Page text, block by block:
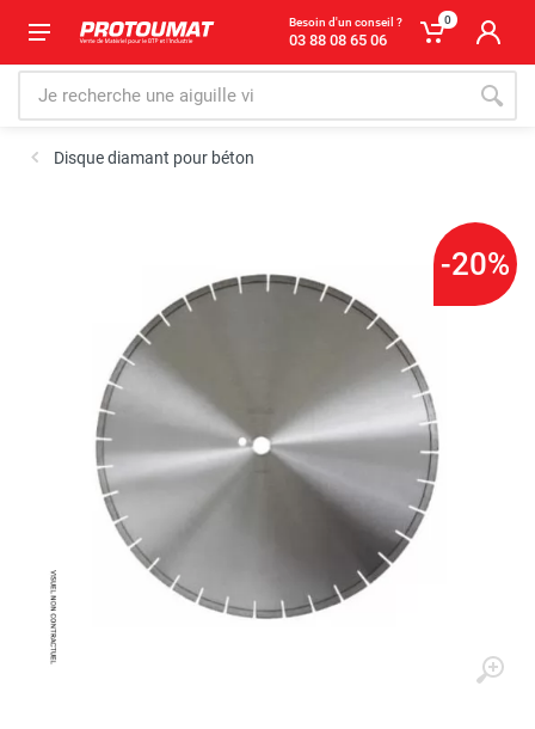
Besoin d'un conseil ?
03 88 08 65 06
0
Disque diamant pour béton
-20%